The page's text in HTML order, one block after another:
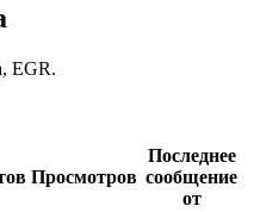
EGR.
Просмотров
Последнее
сообщение
от